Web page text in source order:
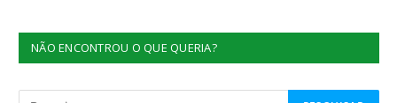
NÃO ENCONTROU O QUE QUERIA?